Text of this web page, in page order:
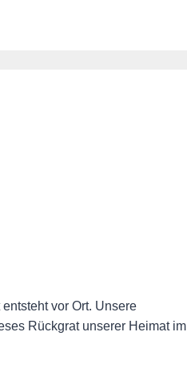
vor Ort. Unsere
Rückgrat unserer Heimat im